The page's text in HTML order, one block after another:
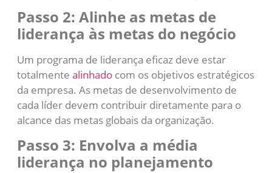
Passo 2: Alinhe as metas de
liderança às metas do negócio
Um programa de liderança eficaz deve estar
totalmente alinhado com os objetivos estratégicos
da empresa. As metas de desenvolvimento de
cada líder devem contribuir diretamente para o
alcance das metas globais da organização.
Passo 3: Envolva a média
liderança no planejamento